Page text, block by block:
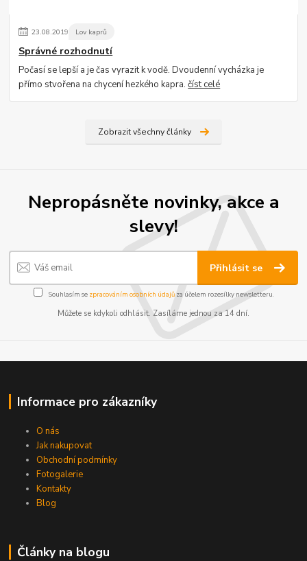
23.08.2019 Lov kaprů
Správné rozhodnutí
Počasí se lepší a je čas vyrazit k vodě. Dvoudenní vycházka je
přímo stvořena na chycení hezkého kapra.číst celé
Zobrazit všechny články
Nepropásněte novinky, akce a
slevy!
Přihlásit se
Souhlasím se zpracováním osobních údajůza účelem rozesílky newsletteru.
Můžete se kdykoli odhlásit. Zasíláme jednou za 14 dní.
Informace pro zákazníky
O nás
Jak nakupovat
Obchodní podmínky
Fotogalerie
Kontakty
Blog
Články na blogu